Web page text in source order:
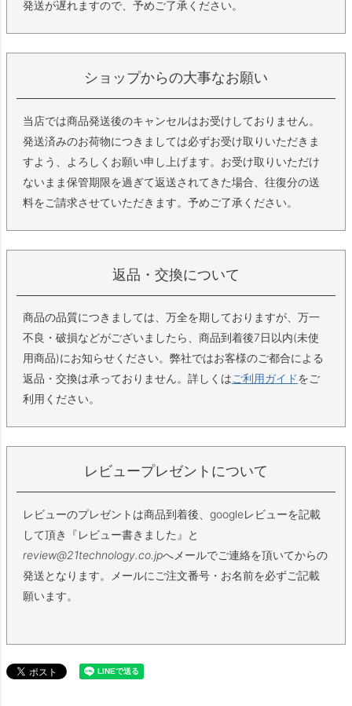
発送が遅れますので、予めご了承ください。
ショップからの大事なお願い
当店では商品発送後のキャンセルはお受けしておりません。
発送済みのお荷物につきましては必ずお受け取りいただきま
すよう、よろしくお願い申し上げます。お受け取りいただけ
ないまま保管期限を過ぎて返送されてきた場合、往復分の送
料をご請求させていただきます。予めご了承ください。
返品・交換について
商品の品質につきましては、万全を期しておりますが、万一
不良・破損などがございましたら、商品到着後7日以内(未使
用商品)にお知らせください。弊社ではお客様のご都合による
返品・交換は承っておりません。詳しくはご利用ガイドをご
利用ください。
レビュープレゼントについて
レビューのプレゼントは商品到着後、googleレビューを記載
して頂き『レビュー書きました』と
review@21technology.co.jpへメールでご連絡を頂いてからの
発送となります。メールにご注文番号・お名前を必ずご記載
願います。